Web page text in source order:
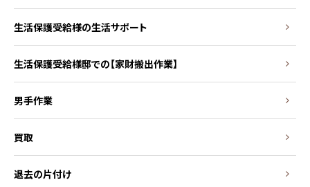
生活保護受給様の生活サポート
生活保護受給様邸での【家財搬出作業】
男手作業
買取
退去の片付け